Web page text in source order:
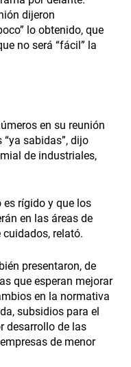
dijeron
lo obtenido, que
no será “fácil” la
en su reunión
sabidas”, dijo
de industriales,
es rígido y que los
en las áreas de
relató.
presentaron, de
que esperan mejorar
en la normativa
subsidios para el
desarrollo de las
de menor